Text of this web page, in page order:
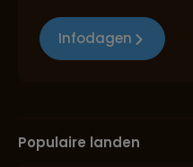
Infodagen
Populaire landen